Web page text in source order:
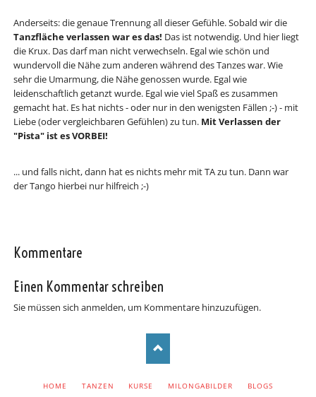
Anderseits: die genaue Trennung all dieser Gefühle. Sobald wir die
Tanzfläche verlassen war es das! Das ist notwendig. Und hier liegt
die Krux. Das darf man nicht verwechseln. Egal wie schön und
wundervoll die Nähe zum anderen während des Tanzes war. Wie
sehr die Umarmung, die Nähe genossen wurde. Egal wie
leidenschaftlich getanzt wurde. Egal wie viel Spaß es zusammen
gemacht hat. Es hat nichts - oder nur in den wenigsten Fällen ;-) - mit
Liebe (oder vergleichbaren Gefühlen) zu tun. Mit Verlassen der
"Pista" ist es VORBEI!
... und falls nicht, dann hat es nichts mehr mit TA zu tun. Dann war
der Tango hierbei nur hilfreich ;-)
Kommentare
Einen Kommentar schreiben
Sie müssen sich anmelden, um Kommentare hinzuzufügen.
HOME TANZEN KURSE MILONGABILDER BLOGS